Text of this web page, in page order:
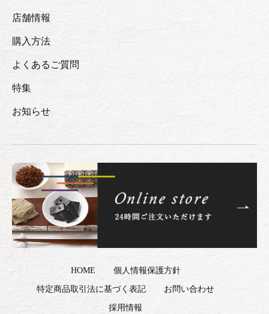
店舗情報
購入方法
よくあるご質問
特集
お知らせ
HOME 個人情報保護方針
特定商品取引法に基づく表記 お問い合わせ
採用情報